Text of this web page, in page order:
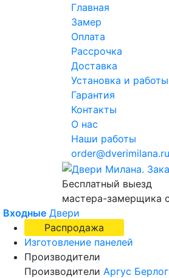
Главная
Замер
Оплата
Рассрочка
Доставка
Установка и работы
Гарантия
Контакты
О нас
Наши работы
order@dverimilana.ru
Бесплатный выезд
мастера-замерщика
Входные Двери
Распродажа
Изготовление панелей
Производители
Производители Аргус